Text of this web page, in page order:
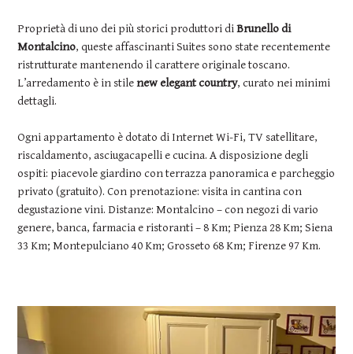
Proprietà di uno dei più storici produttori diBrunello di
Montalcino, queste affascinanti Suites sono state recentemente
ristrutturate mantenendo il carattere originale toscano.
L’arredamento è in stilenew elegant country, curato nei minimi
dettagli.
Ogni appartamento è dotato di Internet Wi-Fi, TV satellitare,
riscaldamento, asciugacapelli e cucina. A disposizione degli
ospiti: piacevole giardino con terrazza panoramica e parcheggio
privato (gratuito). Con prenotazione: visita in cantina con
degustazione vini. Distanze: Montalcino – con negozi di vario
genere, banca, farmacia e ristoranti – 8 Km; Pienza 28 Km; Siena
33 Km; Montepulciano 40 Km; Grosseto 68 Km; Firenze 97 Km.